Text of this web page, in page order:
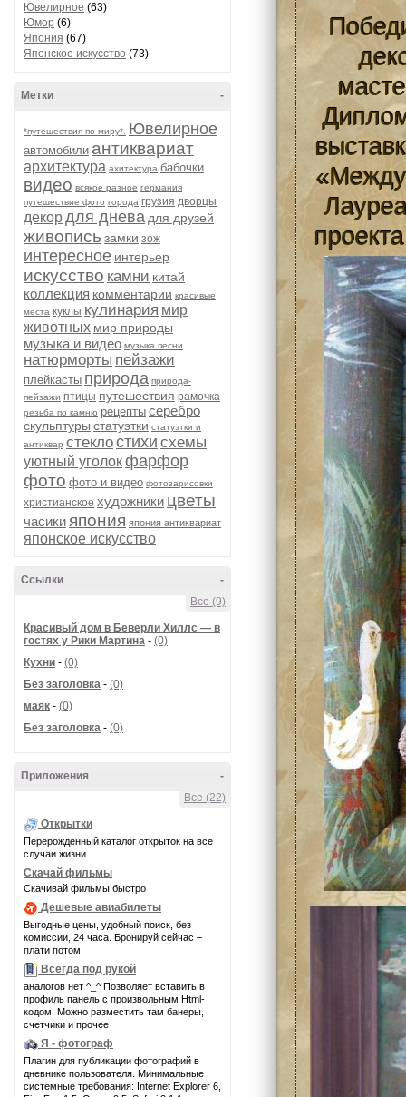
Ювелирное (63)
Юмор (6)
Япония (67)
Японское искусство (73)
-
Метки
*путешествия по миру*. Ювелирное
автомобили антиквариат
архитектура ахитектура бабочки
видео всякое разное германия
путешествие фото города грузия дворцы
декордля днева для друзей
живопись замки зож
интересное интерьер
искусство камни китай
коллекция комментарии красивые
места куклы кулинария мир
животных мир природы
музыка и видео музыка песни
натюрморты пейзажи
плейкасты природа природа-
пейзажи птицы путешествия рамочка
резьба по камню рецепты серебро
скульптуры статуэтки статуэтки и
антиквар стеклостихи схемы
уютный уголокфарфор
фото фото и видео фотозарисовки
христианское художники цветы
часики япония япония антиквариат
японское искусство
-
Ссылки
Все (9)
Красивый дом в Беверли Хиллс — в
гостях у Рики Мартина - (0)
Кухни - (0)
Без заголовка - (0)
маяк - (0)
Без заголовка - (0)
-
Приложения
Все (22)
Открытки
Перерожденный каталог открыток на все
случаи жизни
Скачай фильмы
Скачивай фильмы быстро
Дешевые авиабилеты
Выгодные цены, удобный поиск, без
комиссии, 24 часа. Бронируй сейчас –
плати потом!
Всегда под рукой
аналогов нет ^_^ Позволяет вставить в
профиль панель с произвольным Html-
кодом. Можно разместить там банеры,
счетчики и прочее
Я - фотограф
Плагин для публикации фотографий в
дневнике пользователя. Минимальные
системные требования: Internet Explorer 6,
«Между